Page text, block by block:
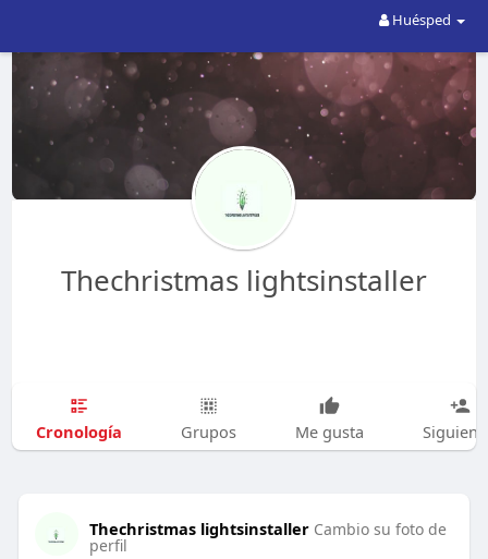
Huésped
Thechristmas lightsinstaller
Cronología Grupos Me gusta
Thechristmas lightsinstaller Cambio su foto de
perfil